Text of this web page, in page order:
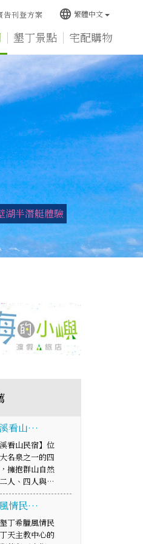
墾丁景點 宅配購物
刊登方案 language 繁體中文
湖半潛艇體驗
看山…
看山民宿】位
名泉之一的四
擁抱群山自然
人、四人與…
情民…
丁希臘風情民
天主教中心的